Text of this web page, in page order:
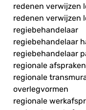
redenen verwijzen
redenen verwijzen
regiebehandelaar
regiebehandelaar
regiebehandelaar
regionale
regionale
overlegvormen
regionale